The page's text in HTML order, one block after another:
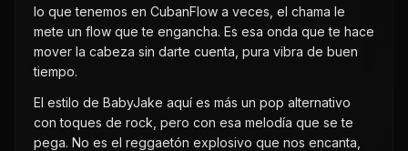
lo que tenemos en CubanFlow a veces, el chama le
mete un flow que te engancha. Es esa onda que te hace
mover la cabeza sin darte cuenta, pura vibra de buen
tiempo.
El estilo de BabyJake aquí es más un pop alternativo
con toques de rock, pero con esa melodía que se te
pega. No es el reggaetón explosivo que nos encanta,